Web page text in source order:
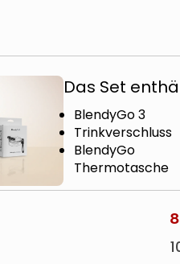
Das Set
BlendyGo 3
Trinkverschluss
BlendyGo
Thermotasche